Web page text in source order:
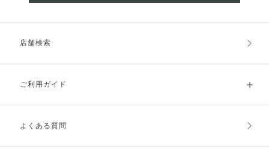
店舗検索
ご利用ガイド
ご利用ガイドトップ
よくある質問